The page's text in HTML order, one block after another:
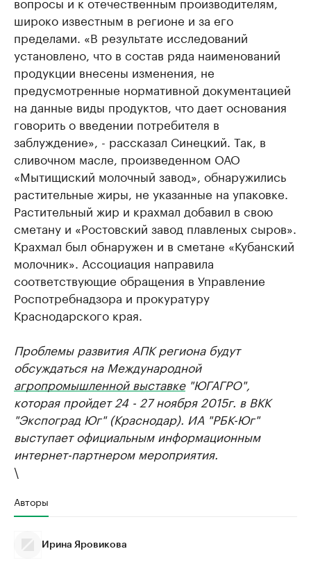
широко известным в регионе и за его
пределами. «В результате исследований
установлено, что в состав ряда наименований
продукции внесены изменения, не
предусмотренные нормативной документацией
на данные виды продуктов, что дает основания
говорить о введении потребителя в
заблуждение», - рассказал Синецкий. Так, в
сливочном масле, произведенном ОАО
«Мытищиский молочный завод», обнаружились
растительные жиры, не указанные на упаковке.
Растительный жир и крахмал добавил в свою
сметану и «Ростовский завод плавленых сыров».
Крахмал был обнаружен и в сметане «Кубанский
молочник». Ассоциация направила
соответствующие обращения в Управление
Роспотребнадзора и прокуратуру
Краснодарского края.
Проблемы развития АПК региона будут
обсуждаться на Международной
агропромышленной выставке"ЮГАГРО",
которая пройдет 24 - 27 ноября 2015г. в ВКК
"Экспоград Юг" (Краснодар). ИА "РБК-Юг"
выступает официальным информационным
интернет-партнером мероприятия.
\
Авторы
Ирина Яровикова